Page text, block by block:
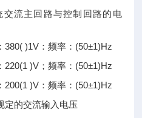
流主回路与控制回路的电
)1V：频率：(50±1)Hz
)V；频率：(50±1)Hz
)V：频率：(50±1)Hz
的交流输入电压